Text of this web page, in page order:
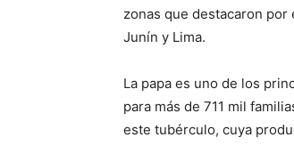
zonas que destacaron
Junín y Lima.
La papa es uno de los
para más de 711 mil
este tubérculo, cuya